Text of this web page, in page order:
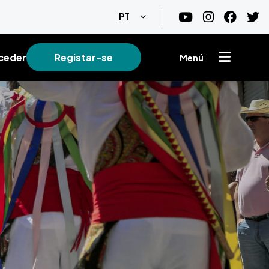
PT Lista de ações adicionais
Registar-se Menú